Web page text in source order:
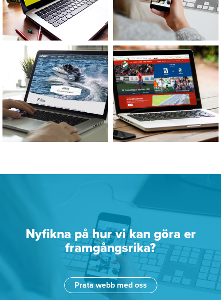
Nyfikna på hur vi kan göra er
framgångsrika?
Prata webb med oss